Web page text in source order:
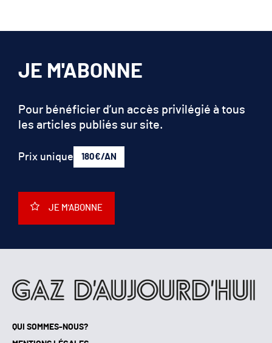
QUI SOMMES-NOUS?
JE M'ABONNE
Pour bénéficier d’un accès privilégié à tous
les articles publiés sur site.
Prix unique 180€/AN
JE M'ABONNE